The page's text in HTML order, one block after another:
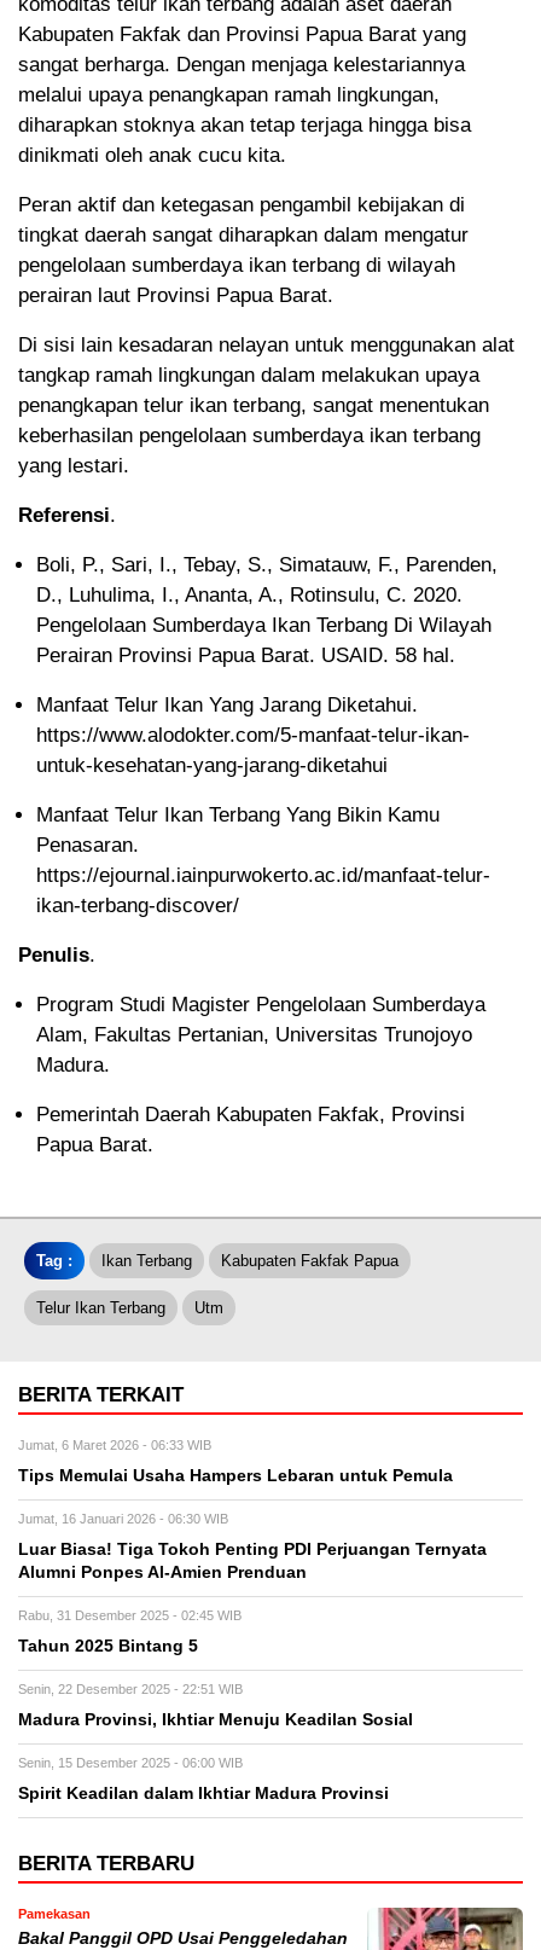
Kabupaten Fakfak dan Provinsi Papua Barat yang
sangat berharga. Dengan menjaga kelestariannya
melalui upaya penangkapan ramah lingkungan,
diharapkan stoknya akan tetap terjaga hingga bisa
dinikmati oleh anak cucu kita.
Peran aktif dan ketegasan pengambil kebijakan di
tingkat daerah sangat diharapkan dalam mengatur
pengelolaan sumberdaya ikan terbang di wilayah
perairan laut Provinsi Papua Barat.
Di sisi lain kesadaran nelayan untuk menggunakan alat
tangkap ramah lingkungan dalam melakukan upaya
penangkapan telur ikan terbang, sangat menentukan
keberhasilan pengelolaan sumberdaya ikan terbang
yang lestari.
Referensi.
Boli, P., Sari, I., Tebay, S., Simatauw, F., Parenden,
D., Luhulima, I., Ananta, A., Rotinsulu, C. 2020.
Pengelolaan Sumberdaya Ikan Terbang Di Wilayah
Perairan Provinsi Papua Barat. USAID. 58 hal.
Manfaat Telur Ikan Yang Jarang Diketahui.
https://www.alodokter.com/5-manfaat-telur-ikan-
untuk-kesehatan-yang-jarang-diketahui
Manfaat Telur Ikan Terbang Yang Bikin Kamu
Penasaran.
https://ejournal.iainpurwokerto.ac.id/manfaat-telur-
ikan-terbang-discover/
Penulis.
Program Studi Magister Pengelolaan Sumberdaya
Alam, Fakultas Pertanian, Universitas Trunojoyo
Madura.
Pemerintah Daerah Kabupaten Fakfak, Provinsi
Papua Barat.
Tag : Ikan Terbang Kabupaten Fakfak Papua
Telur Ikan Terbang Utm
BERITA TERKAIT
Jumat, 6 Maret 2026 - 06:33 WIB
Tips Memulai Usaha Hampers Lebaran untuk Pemula
Jumat, 16 Januari 2026 - 06:30 WIB
Luar Biasa! Tiga Tokoh Penting PDI Perjuangan Ternyata
Alumni Ponpes Al-Amien Prenduan
Rabu, 31 Desember 2025 - 02:45 WIB
Tahun 2025 Bintang 5
Senin, 22 Desember 2025 - 22:51 WIB
Madura Provinsi, Ikhtiar Menuju Keadilan Sosial
Senin, 15 Desember 2025 - 06:00 WIB
Spirit Keadilan dalam Ikhtiar Madura Provinsi
BERITA TERBARU
Pamekasan
Bakal Panggil OPD Usai Penggeledahan